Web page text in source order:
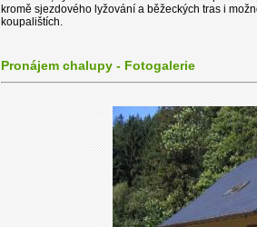
kromě sjezdového lyžování a běžeckých tras i
koupalištích.
Pronájem chalupy - Fotogalerie